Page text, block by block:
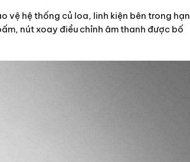
vệ hệ thống củ loa, linh kiện bên trong hạn
nút xoay điều chỉnh âm thanh được bố